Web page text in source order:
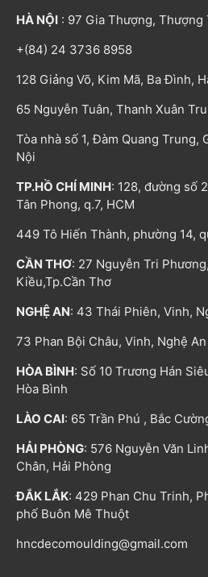
HÀ NỘI : 97 Gia Thượng, Thượng
+(84) 24 3736 8958
128 Giảng Võ, Kim Mã, Ba Đình,
65 Nguyễn Tuân, Thanh Xuân
Tòa nhà số 1, Đàm Quang Trung,
Nội
TP.HỒ CHÍ MINH: 128, đường số
Tân Phong, q.7, HCM
449 Tô Hiến Thành, phường 14,
CẦN THƠ: 27 Nguyễn Tri
Kiều,Tp.Cần Thơ
NGHỆ AN: 43 Thái Phiên, Vinh,
73 Phan Bội Châu, Vinh, Nghệ An
HÒA BÌNH: Số 10 Trương Hán
Hòa Bình
LÀO CAI: 65 Trần Phú , Bắc
HẢI PHÒNG: 576 Nguyễn Văn
Chân, Hải Phòng
ĐẮK LẮK: 429 Phan Chu Trinh,
phố Buôn Mê Thuột
hncdecomoulding@gmail.com